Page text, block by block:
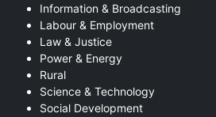
Information & Broadcasting
Labour & Employment
Law & Justice
Power & Energy
Rural
Science & Technology
Social Development